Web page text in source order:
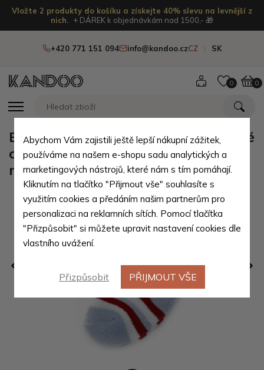
Vložte 2 produkty do košíku a získejte 40% slevu na levnější z
nich.
+ DÁREK k objednávkám nad 1500,- 🎁
+420 771 151 094 info@kandoo.czCZ SK
0 0
Barevné pruhované kojenecké froté
chlapecké ponožky Awery 0 - 6
měsíců
Abychom Vám zajistili ještě lepší nákupní zážitek,
používáme na našem e-shopu sadu analytických a
marketingových nástrojů, které nám s tím pomáhají.
Kliknutím na tlačítko "Přijmout vše" souhlasíte s
využitím cookies a předáním našim partnerům pro
personalizaci na reklamních sítích. Pomocí tlačítka
"Přizpůsobit" si můžete upravit nastavení cookies dle
vlastního uvážení.
Přizpůsobit PŘIJMOUT VŠE